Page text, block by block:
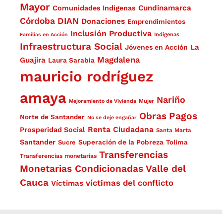
Mayor Comunidades Indígenas Cundinamarca
Córdoba DIAN Donaciones Emprendimientos
Familias en Acción Inclusión Productiva Indígenas
Infraestructura Social Jóvenes en Acción La
Guajira Laura Sarabia Magdalena
mauricio rodríguez
amaya Mejoramiento de Vivienda Mujer Nariño
Norte de Santander No se deje engañar Obras Pagos
Prosperidad Social Renta Ciudadana Santa Marta
Santander Sucre Superación de la Pobreza Tolima
Transferencias monetarias Transferencias
Monetarias Condicionadas Valle del
Cauca Víctimas víctimas del conflicto